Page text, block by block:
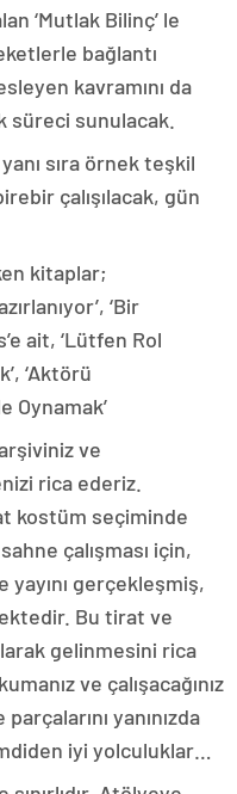
‘Mutlak Bilinç’ le
bağlantı
kavramını da
süreci sunulacak.
sıra örnek teşkil
çalışılacak, gün
kitaplar;
‘Bir
ait, ‘Lütfen Rol
‘Aktörü
Oynamak’
ve
rica ederiz.
kostüm seçiminde
çalışması için,
gerçekleşmiş,
Bu tirat ve
gelinmesini rica
ve çalışacağınız
yanınızda
iyi yolculuklar…